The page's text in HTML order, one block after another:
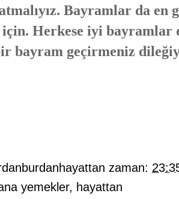
Bayramlar da
Herkese iyi
bayram geçirmeniz
zaman:
yemekler, hayattan